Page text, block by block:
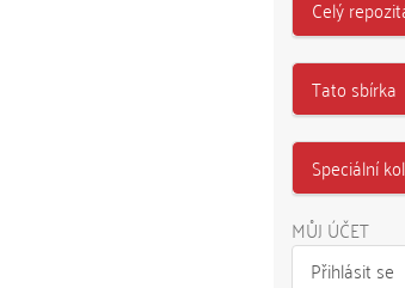
Celý
Tato sbírka
Speciální
MŮJ ÚČET
Přihlásit se